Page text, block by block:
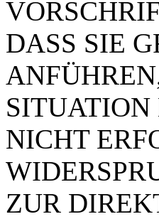
DASS SIE
SITUATION
NICHT
ZUR